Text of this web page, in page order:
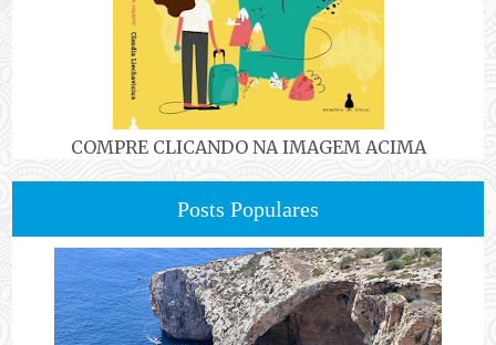
COMPRE CLICANDO NA IMAGEM ACIMA
Posts Populares